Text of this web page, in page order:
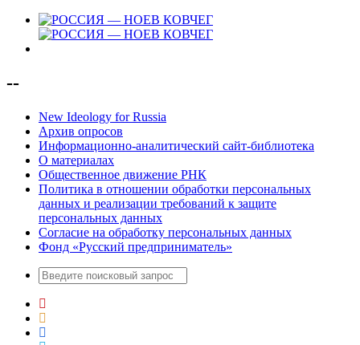
--
New Ideology for Russia
Архив опросов
Информационно-аналитический сайт-библиотека
О материалах
Общественное движение РНК
Политика в отношении обработки персональных
данных и реализации требований к защите
персональных данных
Согласие на обработку персональных данных
Фонд «Русский предприниматель»